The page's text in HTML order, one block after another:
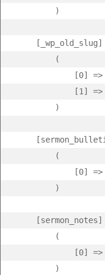
        )
[_wp_old_slug]
        (
[0]
[1]
        )
        (
[0] =>
        )
[sermon_notes]
        (
[0]
        )